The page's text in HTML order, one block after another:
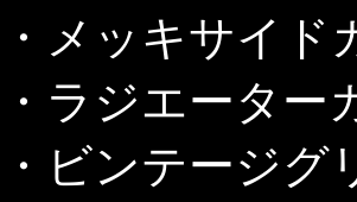
・メッキサイド
・ラジエーター
・ビンテージ